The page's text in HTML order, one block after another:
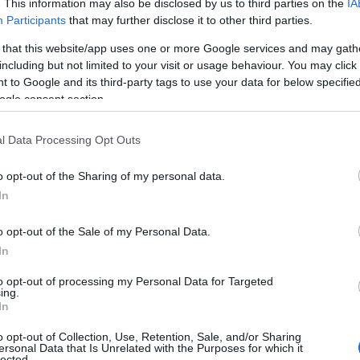
This information may also be disclosed by us to third parties on the
Participants that may further disclose it to other third parties.
that this website/app uses one or more Google services and may
but not limited to your visit or usage behaviour. You may
to Google and its third-party tags to use your data for below
consent section.
Data Processing Opt Outs
opt-out of the Sharing of my personal data.
opt-out of the Sale of my Personal Data.
opt-out of processing my Personal Data for Targeted
opt-out of Collection, Use, Retention, Sale, and/or Sharing
Data that Is Unrelated with the Purposes for which it
rászorulókat
Aktuális
Több helyen adományokat is gyűjtenek, hogy a
Újabb útfelújítási hullám indult országszerte: